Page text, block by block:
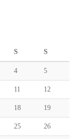
S S
4 5
11 12
18 19
25 26